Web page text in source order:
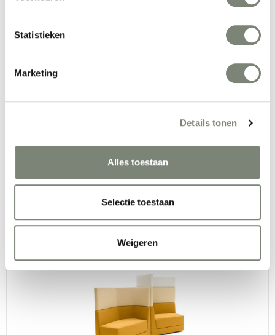
Statistieken
Marketing
Details tonen
Alles toestaan
Selectie toestaan
Weigeren
Cascando Team BSM bank
De Projectinrichter Treinbank